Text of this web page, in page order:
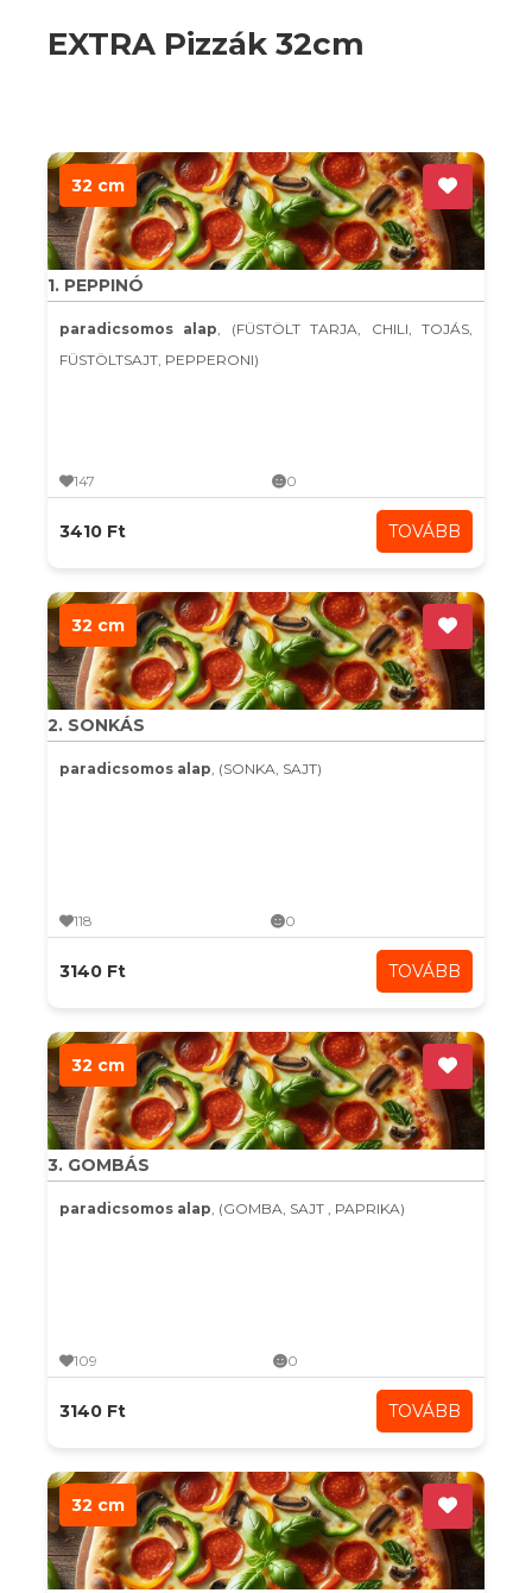
EXTRA Pizzák 32cm
32 cm
1. PEPPINÓ
paradicsomos alap, (FÜSTÖLT TARJA, CHILI, TOJÁS,
FÜSTÖLTSAJT, PEPPERONI)
147 0
3410 Ft TOVÁBB
32 cm
2. SONKÁS
paradicsomos alap, (SONKA, SAJT)
118 0
3140 Ft TOVÁBB
32 cm
3. GOMBÁS
paradicsomos alap, (GOMBA, SAJT , PAPRIKA)
109 0
3140 Ft TOVÁBB
32 cm